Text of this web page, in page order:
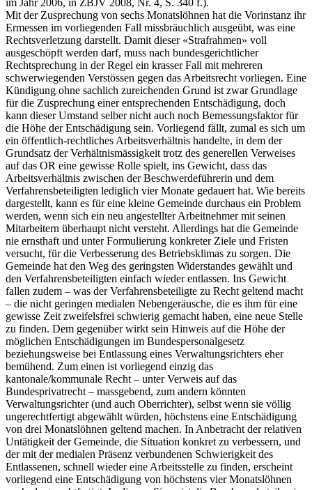
im Jahr 2006, in ZBJV 2008, Nr. 4, S. 340 f.).
Mit der Zusprechung von sechs Monatslöhnen hat die Vorinstanz ihr
Ermessen im vorliegenden Fall missbräuchlich ausgeübt, was eine
Rechtsverletzung darstellt. Damit dieser «Strafrahmen» voll
ausgeschöpft werden darf, muss nach bundesgerichtlicher
Rechtsprechung in der Regel ein krasser Fall mit mehreren
schwerwiegenden Verstössen gegen das Arbeitsrecht vorliegen. Eine
Kündigung ohne sachlich zureichenden Grund ist zwar Grundlage
für die Zusprechung einer entsprechenden Entschädigung, doch
kann dieser Umstand selber nicht auch noch Bemessungsfaktor für
die Höhe der Entschädigung sein. Vorliegend fällt, zumal es sich um
ein öffentlich-rechtliches Arbeitsverhältnis handelte, in dem der
Grundsatz der Verhältnismässigkeit trotz des generellen Verweises
auf das OR eine gewisse Rolle spielt, ins Gewicht, dass das
Arbeitsverhältnis zwischen der Beschwerdeführerin und dem
Verfahrensbeteiligten lediglich vier Monate gedauert hat. Wie bereits
dargestellt, kann es für eine kleine Gemeinde durchaus ein Problem
werden, wenn sich ein neu angestellter Arbeitnehmer mit seinen
Mitarbeitern überhaupt nicht versteht. Allerdings hat die Gemeinde
nie ernsthaft und unter Formulierung konkreter Ziele und Fristen
versucht, für die Verbesserung des Betriebsklimas zu sorgen. Die
Gemeinde hat den Weg des geringsten Widerstandes gewählt und
den Verfahrensbeteiligten einfach wieder entlassen. Ins Gewicht
fallen zudem – was der Verfahrensbeteiligte zu Recht geltend macht
– die nicht geringen medialen Nebengeräusche, die es ihm für eine
gewisse Zeit zweifelsfrei schwierig gemacht haben, eine neue Stelle
zu finden. Dem gegenüber wirkt sein Hinweis auf die Höhe der
möglichen Entschädigungen im Bundespersonalgesetz
beziehungsweise bei Entlassung eines Verwaltungsrichters eher
bemühend. Zum einen ist vorliegend einzig das
kantonale/kommunale Recht – unter Verweis auf das
Bundesprivatrecht – massgebend, zum andern könnten
Verwaltungsrichter (und auch Oberrichter), selbst wenn sie völlig
ungerechtfertigt abgewählt würden, höchstens eine Entschädigung
von drei Monatslöhnen geltend machen. In Anbetracht der relativen
Untätigkeit der Gemeinde, die Situation konkret zu verbessern, und
der mit der medialen Präsenz verbundenen Schwierigkeit des
Entlassenen, schnell wieder eine Arbeitsstelle zu finden, erscheint
vorliegend eine Entschädigung von höchstens vier Monatslöhnen